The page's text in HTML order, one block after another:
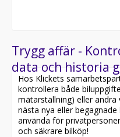
Trygg affär -
data och historia
Hos Klickets
kontrollera både
mätarställning) eller andra
nästa nya eller
använda för
och säkrare bilköp!